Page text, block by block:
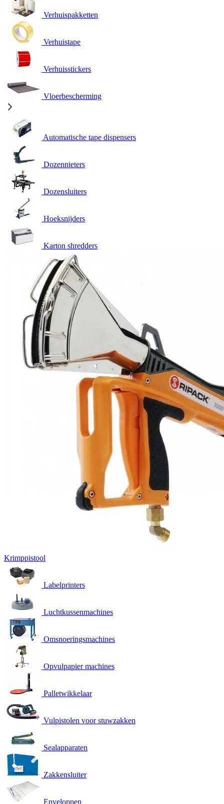
Verhuispakketten
Verhuistape
Verhuisstickers
Vloerbescherming
Automatische tape dispensers
Dozennieters
Dozensluiters
Hoeksnijders
Karton shredders
Krimppistool
Labelprinters
Luchtkussenmachines
Omsnoeringsmachines
Opvulpapier machines
Palletwikkelaar
Vulpistolen voor stuwzakken
Sealapparaten
Zakkensluiter
Enveloppen